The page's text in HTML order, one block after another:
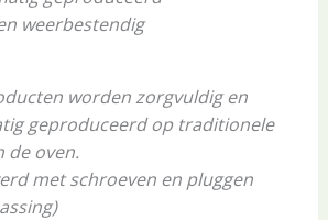
weerbestendig
worden zorgvuldig en
geproduceerd op traditionele
de oven.
met schroeven en pluggen